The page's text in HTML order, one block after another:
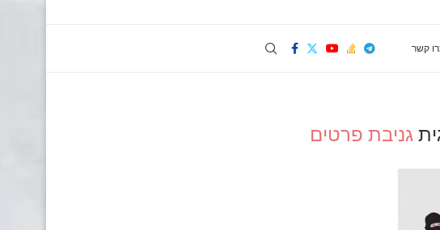
קשר
גניבת פרטים